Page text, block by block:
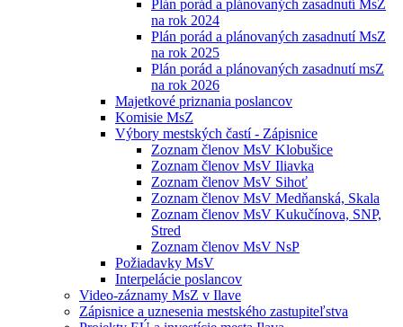
Plán porád a plánovaných zasadnutí MsZ
na rok 2024
Plán porád a plánovaných zasadnutí MsZ
na rok 2025
Plán porád a plánovaných zasadnutí msZ
na rok 2026
Majetkové priznania poslancov
Komisie MsZ
Výbory mestských častí - Zápisnice
Zoznam členov MsV Klobušice
Zoznam členov MsV Iliavka
Zoznam členov MsV Sihoť
Zoznam členov MsV Medňanská, Skala
Zoznam členov MsV Kukučínova, SNP,
Stred
Zoznam členov MsV NsP
Požiadavky MsV
Interpelácie poslancov
Video-záznamy MsZ v Ilave
Zápisnice a uznesenia mestského zastupiteľstva